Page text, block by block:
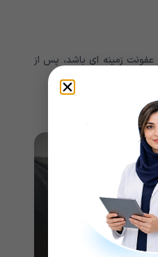
عفونت زمینه ای باشد، پس از
معمول خود بازگردند.